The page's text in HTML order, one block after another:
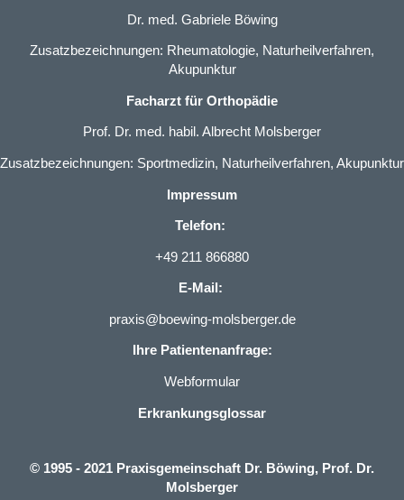
Dr. med. Gabriele Böwing
Zusatzbezeichnungen: Rheumatologie, Naturheilverfahren,
Akupunktur
Facharzt für Orthopädie
Prof. Dr. med. habil. Albrecht Molsberger
Zusatzbezeichnungen: Sportmedizin, Naturheilverfahren, Akupunktur
Impressum
Telefon:
+49 211 866880
E-Mail:
praxis@boewing-molsberger.de
Ihre Patientenanfrage:
Webformular
Erkrankungsglossar
© 1995 - 2021 Praxisgemeinschaft Dr. Böwing, Prof. Dr.
Molsberger